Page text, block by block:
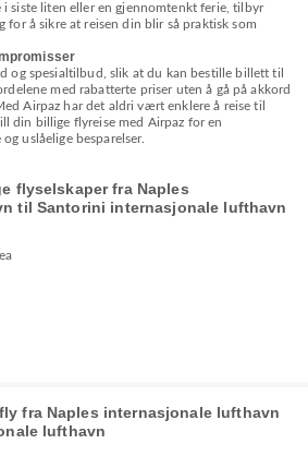
i siste liten eller en gjennomtenkt ferie, tilbyr
for å sikre at reisen din blir så praktisk som
og spesialtilbud, slik at du kan bestille billett til
med rabatterte priser uten å gå på akkord
Airpaz har det aldri vært enklere å reise til
din billige flyreise med Airpaz for en
uslåelige besparelser.
flyselskaper fra Naples
til Santorini internasjonale lufthavn
fra Naples internasjonale lufthavn
lufthavn